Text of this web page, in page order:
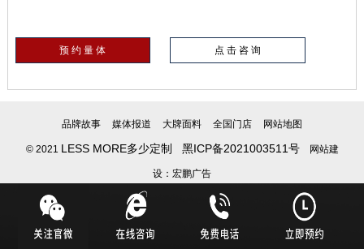
预 约 量 体 点 击 咨 询
品牌故事 媒体报道 大牌面料 全国门店 网站地图
© 2021 LESS MORE多少定制 黑ICP备2021003511号网站建
设：宏鹏广告